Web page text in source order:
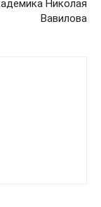
Николая
Вавилова